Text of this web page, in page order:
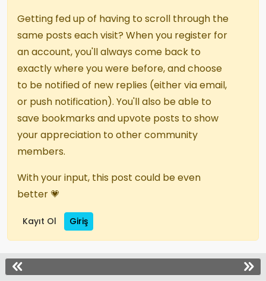
Getting fed up of having to scroll through the
same posts each visit? When you register for
an account, you'll always come back to
exactly where you were before, and choose
to be notified of new replies (either via email,
or push notification). You'll also be able to
save bookmarks and upvote posts to show
your appreciation to other community
members.
With your input, this post could be even
better 💗
Kayıt Ol Giriş